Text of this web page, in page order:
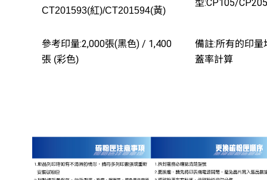
CT201593(紅)/CT201594(黃)
型:CP105/
參考印量:2,000張(黑色) / 1,400
張 (彩色)
備註:所有的印量
蓋率計算